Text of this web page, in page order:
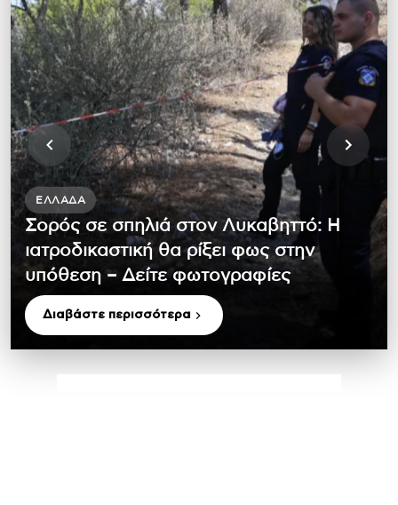
ΕΛΛΆΔΑ
Σορός σε σπηλιά στον Λυκαβηττό: Η
ιατροδικαστική θα ρίξει φως στην
υπόθεση – Δείτε φωτογραφίες
Διαβάστε περισσότερα